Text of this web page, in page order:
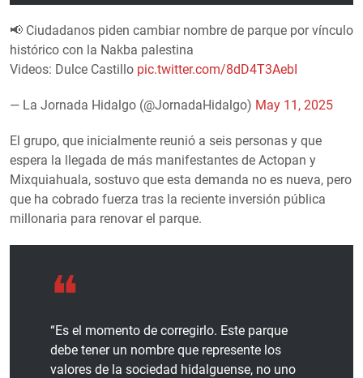
📢 Ciudadanos piden cambiar nombre de parque por vínculo
histórico con la Nakba palestina
Videos: Dulce Castillo pic.twitter.com/8dD4T3AebI
— La Jornada Hidalgo (@JornadaHidalgo) May 11, 2025
El grupo, que inicialmente reunió a seis personas y que
espera la llegada de más manifestantes de Actopan y
Mixquiahuala, sostuvo que esta demanda no es nueva, pero
que ha cobrado fuerza tras la reciente inversión pública
millonaria para renovar el parque.
“Es el momento de corregirlo. Este parque
debe tener un nombre que represente los
valores de la sociedad hidalguense, no uno